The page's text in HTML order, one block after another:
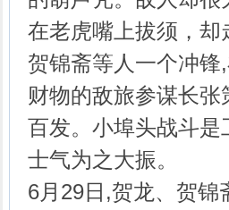
在老虎嘴上拔须，
贺锦斋等人一个冲
财物的敌旅参谋长
百发。小埠头战斗
士气为之大振。
6月29日,贺龙、贺